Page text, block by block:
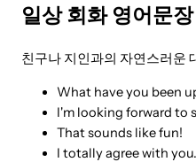
일상 회화 영어문장
친구나 지인과의 자연스러운
What have you been
I'm looking forward to
That sounds like fun!
I totally agree with you.